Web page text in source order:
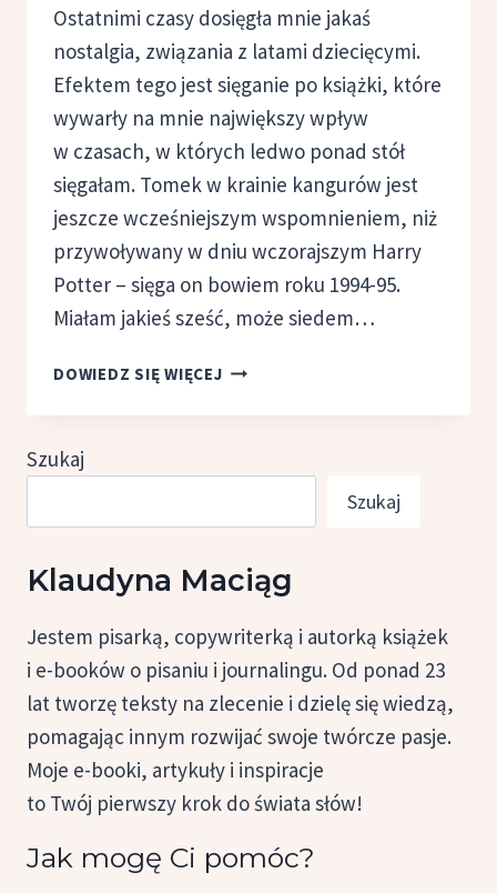
Ostatnimi czasy dosięgła mnie jakaś
nostalgia, związania z latami dziecięcymi.
Efektem tego jest sięganie po książki, które
wywarły na mnie największy wpływ
w czasach, w których ledwo ponad stół
sięgałam. Tomek w krainie kangurów jest
jeszcze wcześniejszym wspomnieniem, niż
przywoływany w dniu wczorajszym Harry
Potter – sięga on bowiem roku 1994-95.
Miałam jakieś sześć, może siedem…
DOWIEDZ SIĘ WIĘCEJTOMEK
SZKLARSKI
Szukaj
Szukaj
Klaudyna Maciąg
Jestem pisarką, copywriterką i autorką książek
i e-booków o pisaniu i journalingu. Od ponad 23
lat tworzę teksty na zlecenie i dzielę się wiedzą,
pomagając innym rozwijać swoje twórcze pasje.
Moje e-booki, artykuły i inspiracje
to Twój pierwszy krok do świata słów!
Jak mogę Ci pomóc?